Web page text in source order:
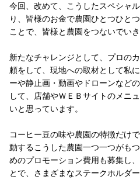
今回、改めて、こうしたスペシャ
り、皆様のお金で農園ひとつひと
ことで、皆様と農園をつないでい
新たなチャレンジとして、プロの
頼をして、現地への取材として私
ーや静止画・動画やドローンなど
して、店舗やＷＥＢサイトのメニ
いと思っています。
コーヒー豆の味や農園の特徴だけ
動するこうした農園一つ一つがも
めのプロモーション費用も募集し
とで、さまざまなステークホルダ